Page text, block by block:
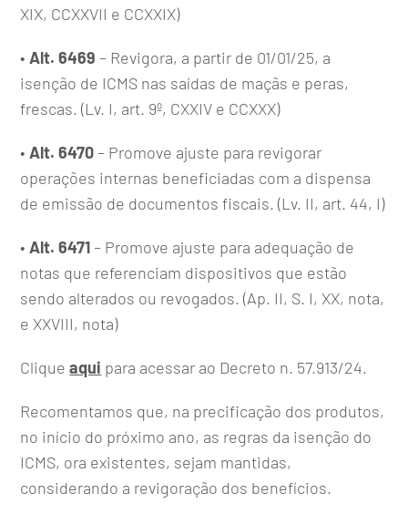
XIX, CCXXVII e CCXXIX)
• Alt. 6469 – Revigora, a partir de 01/01/25, a
isenção de ICMS nas saídas de maçãs e peras,
frescas. (Lv. I, art. 9º, CXXIV e CCXXX)
• Alt. 6470– Promove ajuste para revigorar
operações internas beneficiadas com a dispensa
de emissão de documentos fiscais. (Lv. II, art. 44, I)
• Alt. 6471– Promove ajuste para adequação de
notas que referenciam dispositivos que estão
sendo alterados ou revogados. (Ap. II, S. I, XX, nota,
e XXVIII, nota)
Cliqueaqui para acessar ao Decreto n. 57.913/24.
Recomentamos que, na precificação dos produtos,
no início do próximo ano, as regras da isenção do
ICMS, ora existentes, sejam mantidas,
considerando a revigoração dos benefícios.